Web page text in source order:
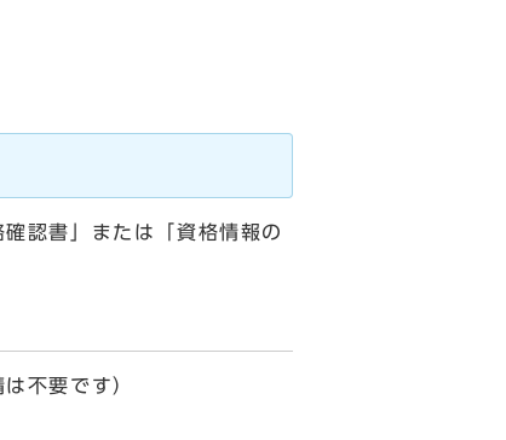
認書」または「資格情報の
は不要です）